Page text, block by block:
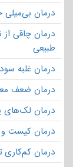
درمان
درمان چاقی
طبیعی
درمان غلبه
درمان ضعف
درمان
درمان کیست و
درمان کم‌کاری